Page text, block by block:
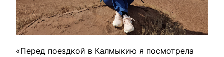
«Перед поездкой в Калмыкию я посмотрела